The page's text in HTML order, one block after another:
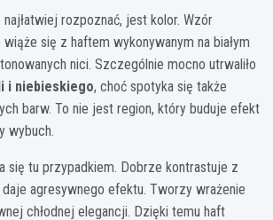
rozpoznać, jest kolor. Wzór
się z haftem wykonywanym na białym
nici. Szczególnie mocno utrwaliło
i niebieskiego, choć spotyka się także
barw. To nie jest region, który buduje efekt
wybuch.
się tu przypadkiem. Dobrze kontrastuje z
daje agresywnego efektu. Tworzy wrażenie
chłodnej elegancji. Dzięki temu haft